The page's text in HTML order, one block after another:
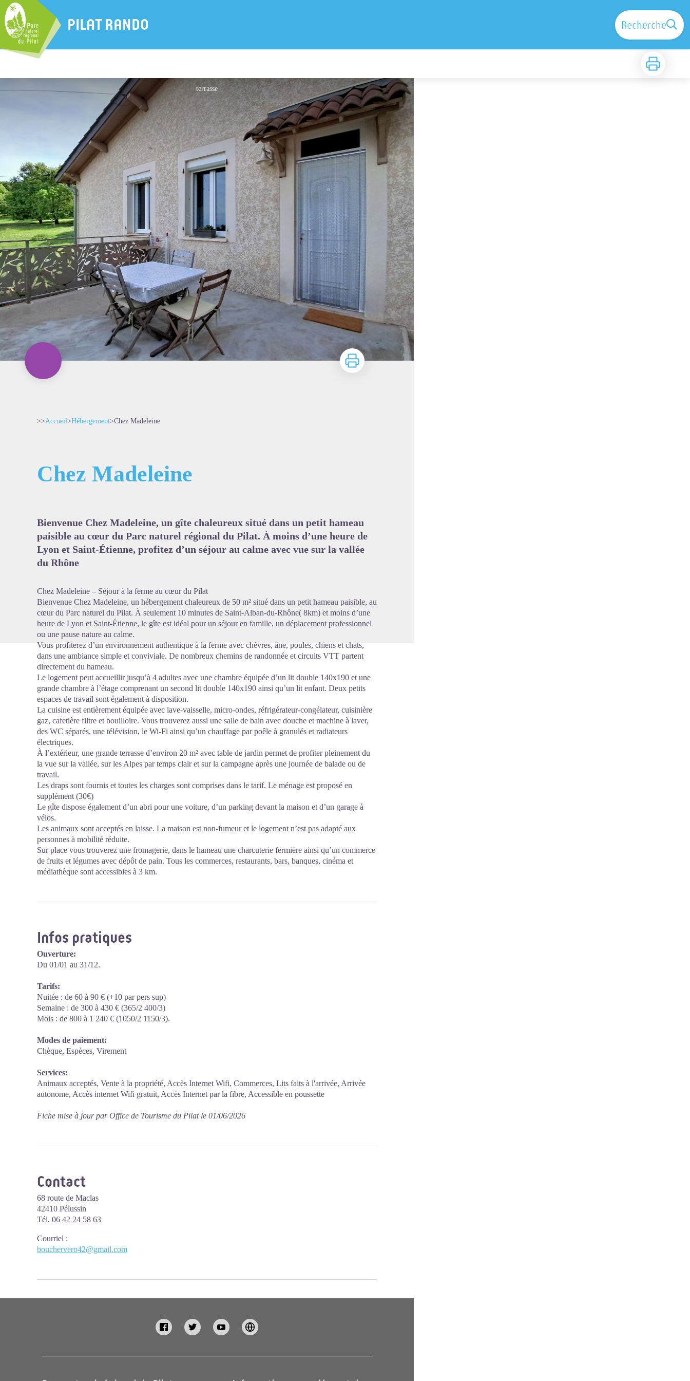
PILAT RANDO Recherche
Imprimer
terrasse
Imprimer
>>Accueil>Hébergement>Chez Madeleine
Chez Madeleine
Bienvenue Chez Madeleine, un gîte chaleureux situé dans un petit hameau
paisible au cœur du Parc naturel régional du Pilat. À moins d’une heure de
Lyon et Saint-Étienne, profitez d’un séjour au calme avec vue sur la vallée
du Rhône
Chez Madeleine – Séjour à la ferme au cœur du Pilat
Bienvenue Chez Madeleine, un hébergement chaleureux de 50 m² situé dans un petit hameau paisible, au
cœur du Parc naturel du Pilat. À seulement 10 minutes de Saint-Alban-du-Rhône( 8km) et moins d’une
heure de Lyon et Saint-Étienne, le gîte est idéal pour un séjour en famille, un déplacement professionnel
ou une pause nature au calme.
Vous profiterez d’un environnement authentique à la ferme avec chèvres, âne, poules, chiens et chats,
dans une ambiance simple et conviviale. De nombreux chemins de randonnée et circuits VTT partent
directement du hameau.
Le logement peut accueillir jusqu’à 4 adultes avec une chambre équipée d’un lit double 140x190 et une
grande chambre à l’étage comprenant un second lit double 140x190 ainsi qu’un lit enfant. Deux petits
espaces de travail sont également à disposition.
La cuisine est entièrement équipée avec lave-vaisselle, micro-ondes, réfrigérateur-congélateur, cuisinière
gaz, cafetière filtre et bouilloire. Vous trouverez aussi une salle de bain avec douche et machine à laver,
des WC séparés, une télévision, le Wi-Fi ainsi qu’un chauffage par poêle à granulés et radiateurs
électriques.
À l’extérieur, une grande terrasse d’environ 20 m² avec table de jardin permet de profiter pleinement du
la vue sur la vallée, sur les Alpes par temps clair et sur la campagne après une journée de balade ou de
travail.
Les draps sont fournis et toutes les charges sont comprises dans le tarif. Le ménage est proposé en
supplément (30€)
Le gîte dispose également d’un abri pour une voiture, d’un parking devant la maison et d’un garage à
vélos.
Les animaux sont acceptés en laisse. La maison est non-fumeur et le logement n’est pas adapté aux
personnes à mobilité réduite.
Sur place vous trouverez une fromagerie, dans le hameau une charcuterie fermière ainsi qu’un commerce
de fruits et légumes avec dépôt de pain. Tous les commerces, restaurants, bars, banques, cinéma et
médiathèque sont accessibles à 3 km.
Infos pratiques
Ouverture:
Du 01/01 au 31/12.
Tarifs:
Nuitée : de 60 à 90 € (+10 par pers sup)
Semaine : de 300 à 430 € (365/2 400/3)
Mois : de 800 à 1 240 € (1050/2 1150/3).
Modes de paiement:
Chèque, Espèces, Virement
Services:
Animaux acceptés, Vente à la propriété, Accès Internet Wifi, Commerces, Lits faits à l'arrivée, Arrivée
autonome, Accès internet Wifi gratuit, Accès Internet par la fibre, Accessible en poussette
Fiche mise à jour par Office de Tourisme du Pilat le 01/06/2026
Contact
68 route de Maclas
42410 Pélussin
Tél. 06 42 24 58 63
Courriel :
bouchervero42@gmail.com